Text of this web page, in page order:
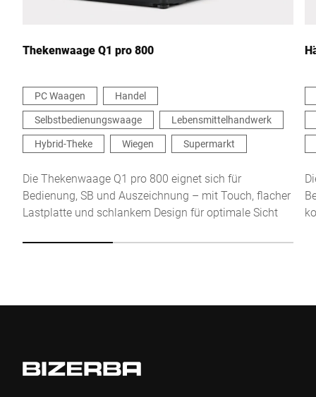
Ihre Nachricht an uns *
Hiermit bestätige ich, dass ich mit der Nutzung meiner Daten zur
Bearbeitung dieser Anfrage einverstanden bin. Weitere
Informationen finden Sie in denDatenschutzerklärung
Anti-Robot Verification
Click to start verification
Thekenwaage Q1 pro 800
PC Waagen
Handel
Selbstbedienungswaage
Lebensmittelhandwerk
Hybrid-Theke
Wiegen Supermarkt
Die Thekenwaage Q1 pro 800 eignet sich für
Bedienung, SB und Auszeichnung – mit Touch, flacher
Lastplatte und schlankem Design für optimale Sicht